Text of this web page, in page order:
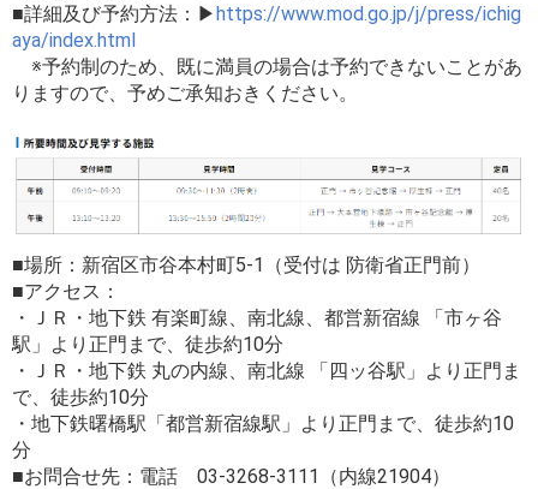
■詳細及び予約方法：▶https://www.mod.go.jp/j/press/ichig
aya/index.html
※予約制のため、既に満員の場合は予約できないことがあ
りますので、予めご承知おきください。
■場所：新宿区市谷本村町5-1（受付は 防衛省正門前）
■アクセス：
・ＪＲ・地下鉄 有楽町線、南北線、都営新宿線 「市ヶ谷
駅」より正門まで、徒歩約10分
・ＪＲ・地下鉄 丸の内線、南北線 「四ッ谷駅」より正門ま
で、徒歩約10分
・地下鉄曙橋駅「都営新宿線駅」より正門まで、徒歩約10
分
■お問合せ先：電話 03-3268-3111（内線21904）